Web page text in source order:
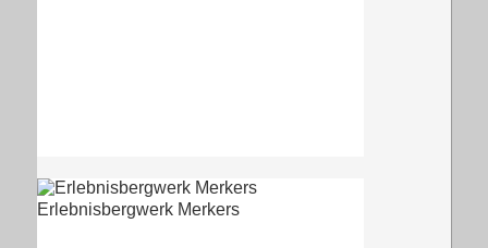
Erlebnisbergwerk Merkers